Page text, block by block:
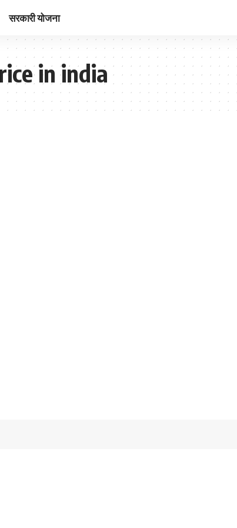
सरकारी योजना
in india